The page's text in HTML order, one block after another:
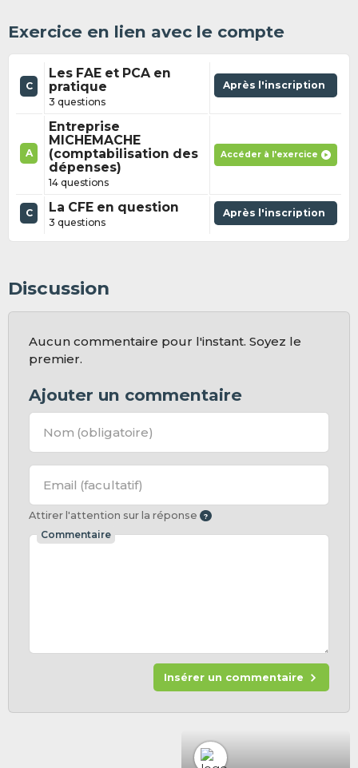
Exercice en lien avec le compte
C
Les FAE et PCA en
pratique
3 questions
Après l'inscription
A
Entreprise
MICHEMACHE
(comptabilisation des
dépenses)
14 questions
Accéder à l'exercice
C La CFE en question
3 questions
Après l'inscription
Discussion
Aucun commentaire pour l'instant. Soyez le
premier.
Ajouter un commentaire
Nom (obligatoire)
Email (facultatif)
Attirer l'attention sur la réponse
Commentaire
Insérer un commentaire